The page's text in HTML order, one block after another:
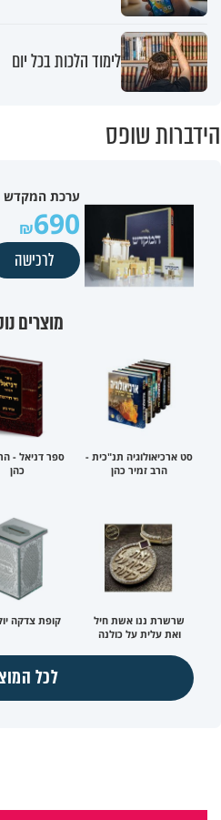
לימוד הלכות בכל יום
הידברות שופס
ערכת המקדש
690
לרכישה
מוצרים
סט ארכיאולוגיה תנ"כית -
הרב זמיר כהן
ספר דניאל -
כהן
שרשרת ננו אשת חיל
ואת עלית על כולנה
קופת צדקה
לכל